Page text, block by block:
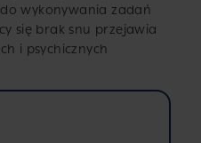
wykonywania zadań
się brak snu przejawia
i psychicznych